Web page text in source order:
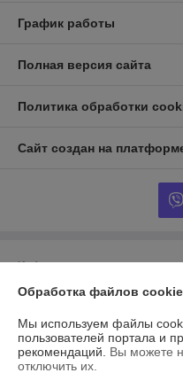
График работы
Полная версия сайта
Политика обработки
Сайт создан на
Информация для покупателя
Юридическое лицо:OOO
Регистрационный номер ЕГР:
УНП: 190523140
Обработка файлов cookie
Мы используем файлы
пользователей портала и
рекомендаций. Вы можете
отключить их.